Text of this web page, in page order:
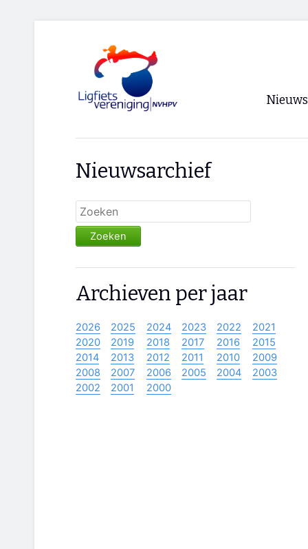
Nieuws
Nieuwsarchief
Zoeken
Archieven per jaar
2026 2025 2024 2023 2022
2021
2020
2019 2018 2017 2016
2015
2014
2013 2012 2011 2010
2009
2008
2007 2006 2005 2004
2003
2002
2001 2000